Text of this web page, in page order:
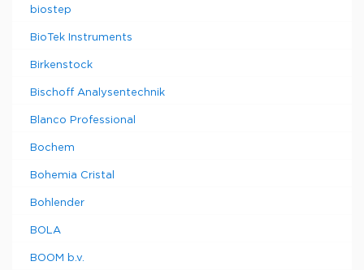
biostep
BioTek Instruments
Birkenstock
Bischoff Analysentechnik
Blanco Professional
Bochem
Bohemia Cristal
Bohlender
BOLA
BOOM b.v.